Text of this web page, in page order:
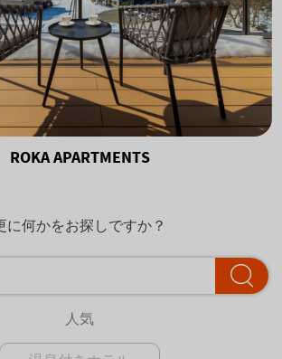
ROKA APARTMENTS
に何かをお探しですか？
人気